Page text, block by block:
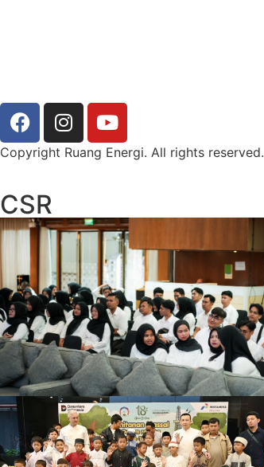
Copyright Ruang Energi. All rights reserved.
CSR